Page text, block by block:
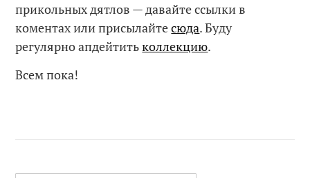
прикольных дятлов — давайте ссылки в
коментах или присылайтесюда. Буду
регулярно апдейтитьколлекцию.
Всем пока!